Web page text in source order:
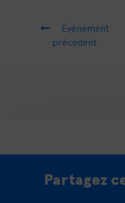
Événement
précédent
Partagez